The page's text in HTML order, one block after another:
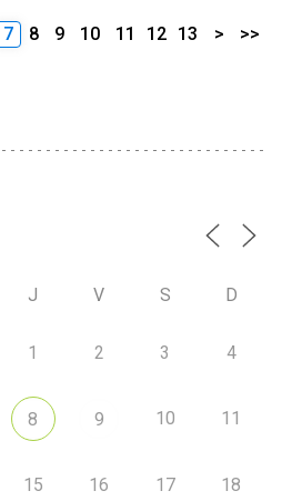
7 8 9 10 11 12 13 > >>
J V S D
1 2 3 4
8 9 10 11
15 16 17 18